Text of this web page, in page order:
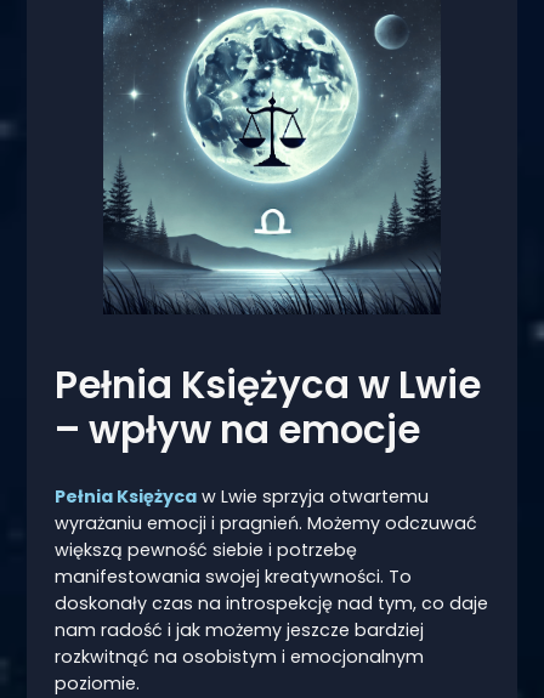
Pełnia Księżyca w Lwie
– wpływ na emocje
Pełnia Księżycaw Lwie sprzyja otwartemu
wyrażaniu emocji i pragnień. Możemy odczuwać
większą pewność siebie i potrzebę
manifestowania swojej kreatywności. To
doskonały czas na introspekcję nad tym, co daje
nam radość i jak możemy jeszcze bardziej
rozkwitnąć na osobistym i emocjonalnym
poziomie.